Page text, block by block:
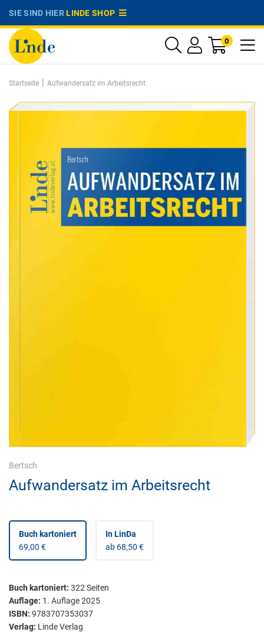
SIE SIND HIERLINDE SHOP
0
Startseite | Aufwandersatz im Arbeitsrecht
Bertsch
Aufwandersatz im Arbeitsrecht
Buch kartoniert
69,00 €
In LinDa
ab 68,50 €
Buch kartoniert: 322 Seiten
Auflage: 1. Auflage 2025
ISBN: 9783707353037
Verlag: Linde Verlag